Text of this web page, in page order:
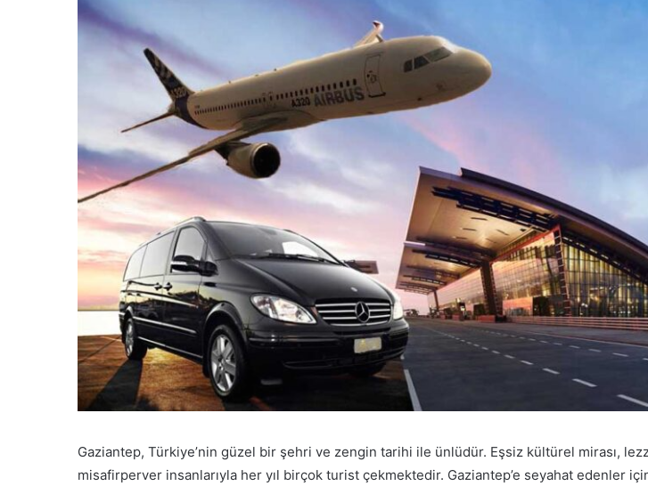
Gaziantep, Türkiye’nin güzel bir şehri ve zengin tarihi ile ünlüdür. Eşsiz kültürel mirası,
misafirperver insanlarıyla her yıl birçok turist çekmektedir. Gaziantep’e seyahat edenler